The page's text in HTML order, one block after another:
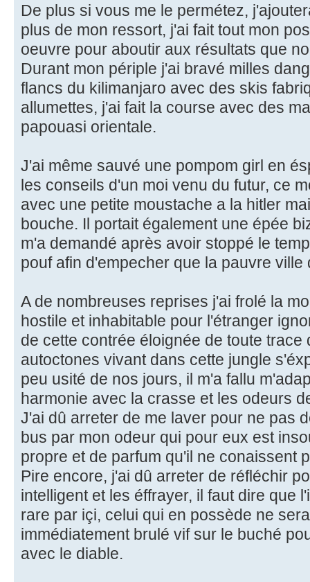
De plus si vous me le permétez,
plus de mon ressort, j'ai fait tout mon
oeuvre pour aboutir aux résultats que
Durant mon périple j'ai bravé milles
flancs du kilimanjaro avec des skis
allumettes, j'ai fait la course avec des
papouasi orientale.
J'ai même sauvé une pompom girl en
les conseils d'un moi venu du futur, ce
avec une petite moustache a la hitler
bouche. Il portait également une épée
m'a demandé après avoir stoppé le
pouf afin d'empecher que la pauvre
A de nombreuses reprises j'ai frolé la
hostile et inhabitable pour l'étranger
de cette contrée éloignée de toute trace
autoctones vivant dans cette jungle
peu usité de nos jours, il m'a fallu
harmonie avec la crasse et les odeurs
J'ai dû arreter de me laver pour ne pas
bus par mon odeur qui pour eux est
propre et de parfum qu'il ne conaissent
Pire encore, j'ai dû arreter de réfléchir
intelligent et les éffrayer, il faut dire que
rare par içi, celui qui en possède ne
immédiatement brulé vif sur le buché
avec le diable.